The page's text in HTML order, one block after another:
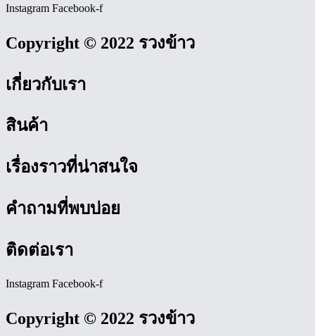
Instagram Facebook-f
Copyright © 2022 รวงข้าว
เกี่ยวกับเรา
สินค้า
เรื่องราวที่น่าสนใจ
คำถามที่พบบ่อย
ติดต่อเรา
Instagram Facebook-f
Copyright © 2022 รวงข้าว